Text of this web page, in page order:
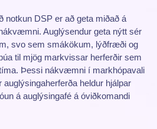
notkun DSP er að geta miðað á
Auglýsendur geta nýtt sér
svo sem smákökum, lýðfræði og
til mjög markvissar herferðir sem
Þessi nákvæmni í markhópavali
heldur hjálpar
á auglýsingafé á óviðkomandi